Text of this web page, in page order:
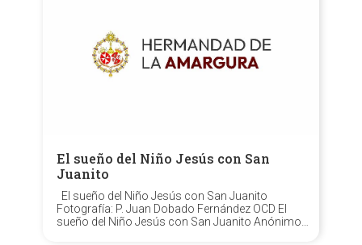
El sueño del Niño Jesús con San
Juanito
El sueño del Niño Jesús con San Juanito
Fotografía: P. Juan Dobado Fernández OCD El
sueño del Niño Jesús con San Juanito Anónimo,